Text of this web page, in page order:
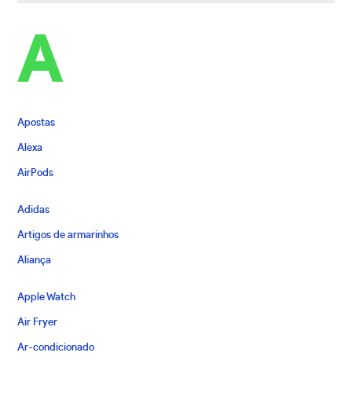
A
Apostas
Alexa
AirPods
Adidas
Artigos de armarinhos
Aliança
Apple Watch
Air Fryer
Ar-condicionado